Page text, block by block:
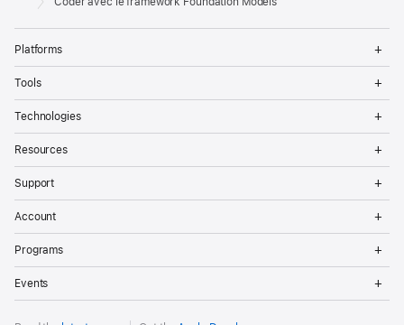
Platforms
Tools
Technologies
Resources
Support
Account
Programs
Events